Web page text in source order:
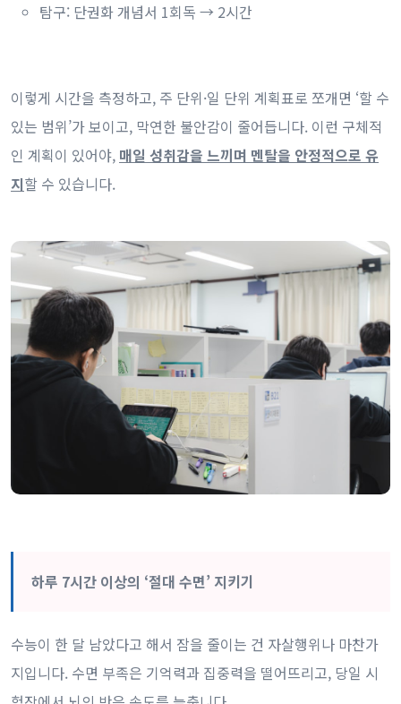
탐구: 단권화 개념서 1회독 → 2시간
이렇게 시간을 측정하고, 주 단위·일 단위 계획표로 쪼개면 ‘할 수
있는 범위’가 보이고, 막연한 불안감이 줄어듭니다. 이런 구체적
인 계획이 있어야, 매일 성취감을 느끼며 멘탈을 안정적으로 유
지할 수 있습니다.
하루 7시간 이상의 ‘절대 수면’ 지키기
수능이 한 달 남았다고 해서 잠을 줄이는 건 자살행위나 마찬가
지입니다. 수면 부족은 기억력과 집중력을 떨어뜨리고, 당일 시